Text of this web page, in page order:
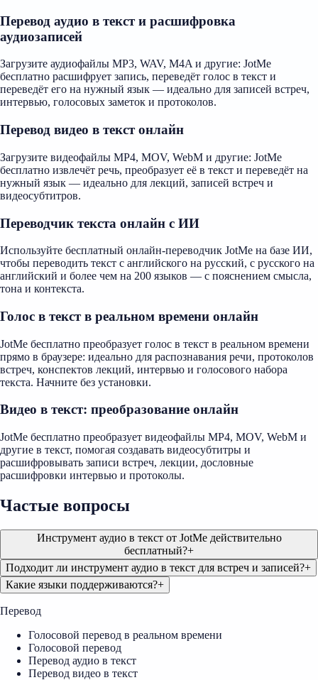
Перевод аудио в текст и расшифровка
аудиозаписей
Загрузите аудиофайлы MP3, WAV, M4A и другие: JotMe
бесплатно расшифрует запись, переведёт голос в текст и
переведёт его на нужный язык — идеально для записей встреч,
интервью, голосовых заметок и протоколов.
Перевод видео в текст онлайн
Загрузите видеофайлы MP4, MOV, WebM и другие: JotMe
бесплатно извлечёт речь, преобразует её в текст и переведёт на
нужный язык — идеально для лекций, записей встреч и
видеосубтитров.
Переводчик текста онлайн с ИИ
Используйте бесплатный онлайн-переводчик JotMe на базе ИИ,
чтобы переводить текст с английского на русский, с русского на
английский и более чем на 200 языков — с пояснением смысла,
тона и контекста.
Голос в текст в реальном времени онлайн
JotMe бесплатно преобразует голос в текст в реальном времени
прямо в браузере: идеально для распознавания речи, протоколов
встреч, конспектов лекций, интервью и голосового набора
текста. Начните без установки.
Видео в текст: преобразование онлайн
JotMe бесплатно преобразует видеофайлы MP4, MOV, WebM и
другие в текст, помогая создавать видеосубтитры и
расшифровывать записи встреч, лекции, дословные
расшифровки интервью и протоколы.
Частые вопросы
Инструмент аудио в текст от JotMe действительно
бесплатный?+
Подходит ли инструмент аудио в текст для встреч и записей?+
Какие языки поддерживаются?+
Перевод
Голосовой перевод в реальном времени
Голосовой перевод
Перевод аудио в текст
Перевод видео в текст